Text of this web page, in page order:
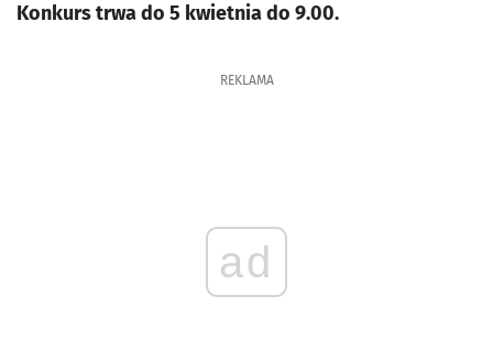
Konkurs trwa do 5 kwietnia do 9.00.
REKLAMA
ad